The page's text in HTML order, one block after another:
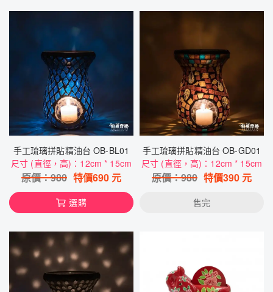
手工琉璃拼貼精油台 OB-BL01
尺寸 (直徑，高)：12cm * 15cm
原價：980 特價690 元
選購
手工琉璃拼貼精油台 OB-GD01
尺寸 (直徑，高)：12cm * 15cm
原價：980 特價390 元
售完